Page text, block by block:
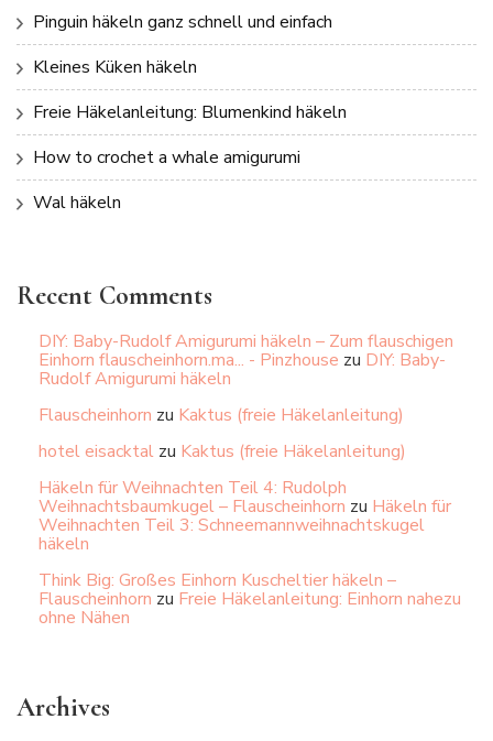
Pinguin häkeln ganz schnell und einfach
Kleines Küken häkeln
Freie Häkelanleitung: Blumenkind häkeln
How to crochet a whale amigurumi
Wal häkeln
Recent Comments
DIY: Baby-Rudolf Amigurumi häkeln – Zum flauschigen
Einhorn flauscheinhorn.ma... - Pinzhouse zu DIY: Baby-
Rudolf Amigurumi häkeln
Flauscheinhorn zu Kaktus (freie Häkelanleitung)
hotel eisacktal zu Kaktus (freie Häkelanleitung)
Häkeln für Weihnachten Teil 4: Rudolph
Weihnachtsbaumkugel – Flauscheinhorn zu Häkeln für
Weihnachten Teil 3: Schneemannweihnachtskugel
häkeln
Think Big: Großes Einhorn Kuscheltier häkeln –
Flauscheinhorn zu Freie Häkelanleitung: Einhorn nahezu
ohne Nähen
Archives